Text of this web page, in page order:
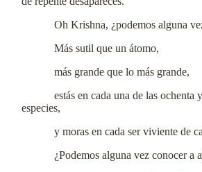
Oh Krishna, ¿podemos alguna
Más sutil que un átomo,
más grande que lo más grande,
estás en cada una de las ochenta
especies,
y moras en cada ser viviente de
¿Podemos alguna vez conocer a